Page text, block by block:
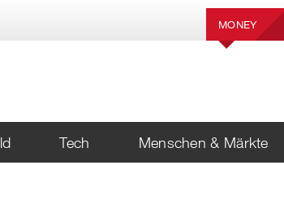
MONEY
Tech Menschen & Märkte